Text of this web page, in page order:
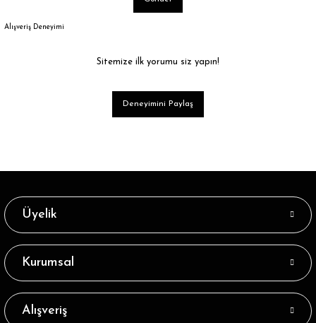
Alışveriş Deneyimi
Sitemize ilk yorumu siz yapın!
Deneyimini Paylaş
Üyelik
Kurumsal
Alışveriş